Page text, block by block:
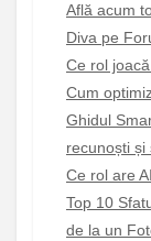
Află acum
Diva pe
Ce rol
Cum
Ghidul
recunoști și
Ce rol are
Top 10
de la un